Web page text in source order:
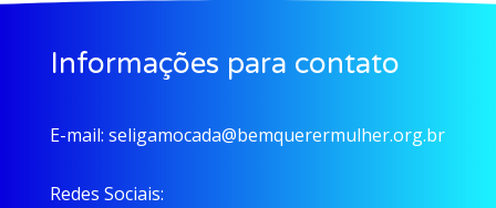
Informações para contato
E-mail: seligamocada@bemquerermulher.org.br
Redes Sociais: